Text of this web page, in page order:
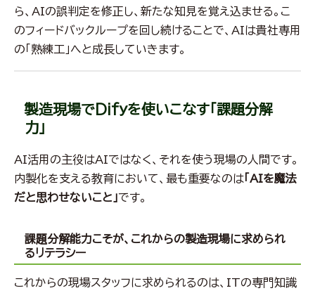
ら、AIの誤判定を修正し、新たな知見を覚え込ませる。こ
のフィードバックループを回し続けることで、AIは貴社専用
の「熟練工」へと成長していきます。
製造現場でDifyを使いこなす「課題分解
力」
AI活用の主役はAIではなく、それを使う現場の人間です。
内製化を支える教育において、最も重要なのは 「AIを魔法
だと思わせないこと」です。
課題分解能力こそが、これからの製造現場に求められ
るリテラシー
これからの現場スタッフに求められるのは、ITの専門知識